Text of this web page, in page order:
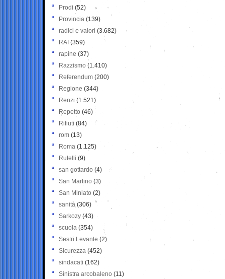
Prodi (52)
Provincia (139)
radici e valori (3.682)
RAI (359)
rapine (37)
Razzismo (1.410)
Referendum (200)
Regione (344)
Renzi (1.521)
Repetto (46)
Rifiuti (84)
rom (13)
Roma (1.125)
Rutelli (9)
san gottardo (4)
San Martino (3)
San Miniato (2)
sanità (306)
Sarkozy (43)
scuola (354)
Sestri Levante (2)
Sicurezza (452)
sindacati (162)
Sinistra arcobaleno (11)